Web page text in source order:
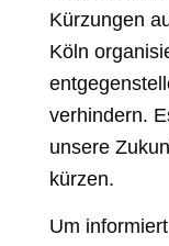
Kürzungen
Köln
verhindern.
unsere
kürzen.
Um